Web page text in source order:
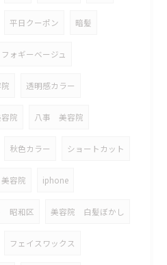
平日クーポン 暗髪
フォギーベージュ
透明感カラー
院 八事 美容院
秋色カラー ショートカット
容院 iphone
昭和区 美容院 白髪ぼかし
フェイスワックス